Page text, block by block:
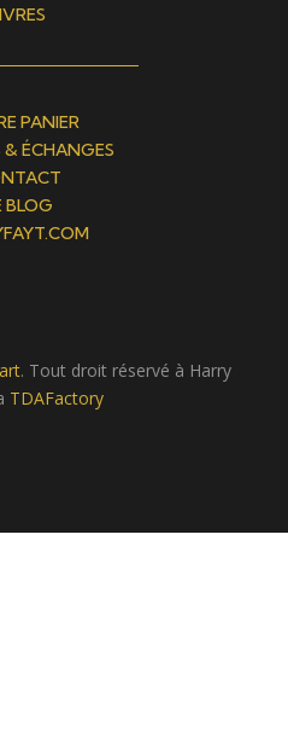
PANIER
& ÉCHANGES
BLOG
. Tout droit réservé à Harry
TDAFactory